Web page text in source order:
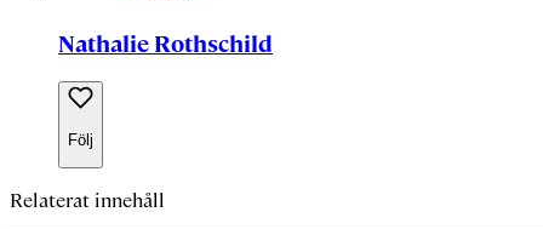
Nathalie Rothschild
Följ
Relaterat innehåll